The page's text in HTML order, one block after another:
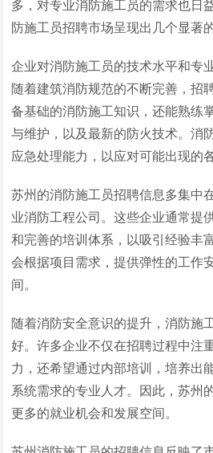
多，对专业消防施工员的需求也日
防施工员招聘市场呈现出几个显著
企业对消防施工员的技术水平和专
随着建筑消防规范的不断完善，招
备基础的消防施工知识，还能熟练
与维护，以及最新的防火技术。消
应急处理能力，以应对可能出现的
苏州的消防施工员招聘信息多集中
业消防工程公司。这些企业通常提
和完善的培训体系，以吸引经验丰
会根据项目需求，提供弹性的工作
间。
随着消防安全意识的提升，消防施
好。许多企业不仅在招聘过程中注
力，还希望通过内部培训，培养出
系统需求的专业人才。因此，苏州
更多的就业机会和发展空间。